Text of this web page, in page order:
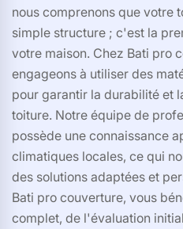
nous comprenons que votre
simple structure ; c'est la
votre maison. Chez Bati pro
engageons à utiliser des
pour garantir la durabilité et
toiture. Notre équipe de
possède une connaissance
climatiques locales, ce qui
des solutions adaptées et
Bati pro couverture, vous
complet, de l'évaluation